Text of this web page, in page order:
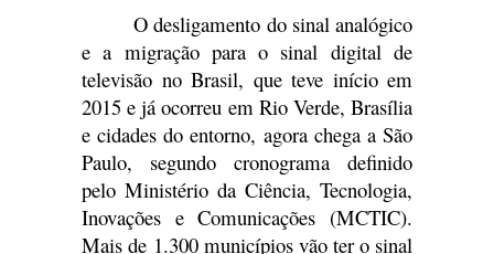
O desligamento do sinal analógico
e a migração para o sinal digital de
televisão no Brasil, que teve início em
2015 e já ocorreu em Rio Verde, Brasília
e cidades do entorno, agora chega a São
Paulo, segundo cronograma definido
pelo Ministério da Ciência, Tecnologia,
Inovações e Comunicações (MCTIC).
Mais de 1.300 municípios vão ter o sinal